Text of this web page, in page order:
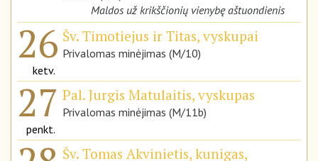
Maldos už krikščionių vienybę aštuondienis
26
ketv.
Šv. Timotiejus ir Titas, vyskupai
Privalomas minėjimas (M/10)
27
penkt.
Pal. Jurgis Matulaitis, vyskupas
Privalomas minėjimas (M/11b)
Šv. Tomas Akvinietis, kunigas,